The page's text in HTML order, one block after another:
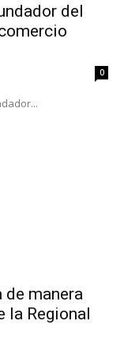
del
0
de manera
la Regional